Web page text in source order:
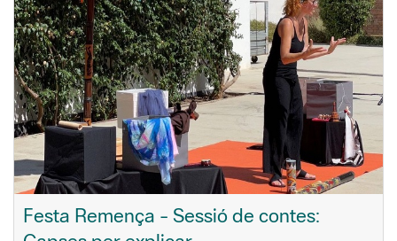
Festa Remença - Sessió de contes: